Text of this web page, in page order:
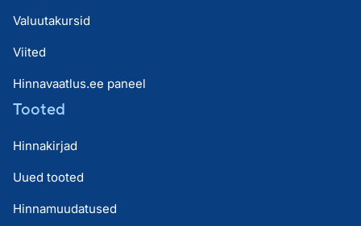
Valuutakursid
Viited
Hinnavaatlus.ee paneel
Tooted
Hinnakirjad
Uued tooted
Hinnamuudatused